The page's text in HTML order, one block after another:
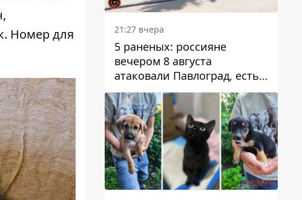
Номер для
21:27 вчера
5 раненых: россияне
вечером 8 августа
атаковали Павлоград, есть
возгорание